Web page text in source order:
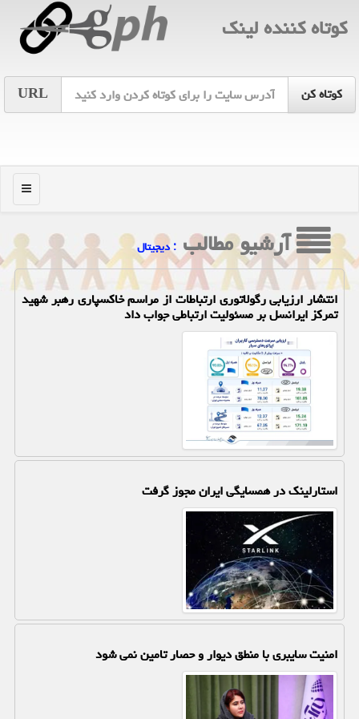
كوتاه كننده لینك
URL
منو
آرشیو مطالب : دیجیتال
انتشار ارزیابی رگولاتوری ارتباطات از مراسم خاکسپاری رهبر شهید
تمرکز ایرانسل بر مسئولیت ارتباطی جواب داد
استارلینک در همسایگی ایران مجوز گرفت
امنیت سایبری با منطق دیوار و حصار تامین نمی شود